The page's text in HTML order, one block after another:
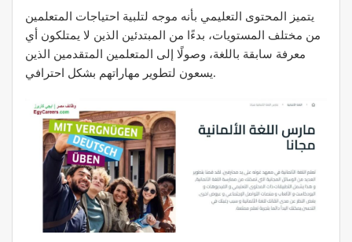
يتميز المحتوى التعليمي بأنه موجه لتلبية احتياجات المتعلمين
من مختلف المستويات، بدءًا من المبتدئين الذين لا يمتلكون أي
معرفة سابقة باللغة، وصولًا إلى المتعلمين المتقدمين الذين
يسعون لتطوير مهاراتهم بشكل احترافي.